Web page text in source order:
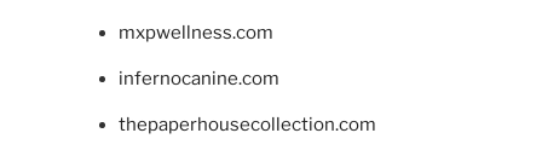
mxpwellness.com
infernocanine.com
thepaperhousecollection.com